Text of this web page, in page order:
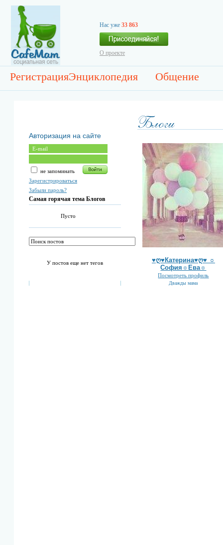
Нас уже 33 863
О проекте
РегистрацияЭнциклопедия Общение
Авторизация на сайте
не запоминать
Зарегистрироваться
Забыли пароль?
Самая горячая тема Блогов
Пусто
У постов еще нет тегов
♥ღ♥Катерина♥ღ♥ ☼
София☼Ева☼
Посмотреть профиль
Дважды мама